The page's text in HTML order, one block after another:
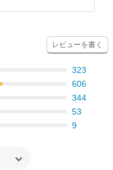
レビューを書く
323
606
344
53
9